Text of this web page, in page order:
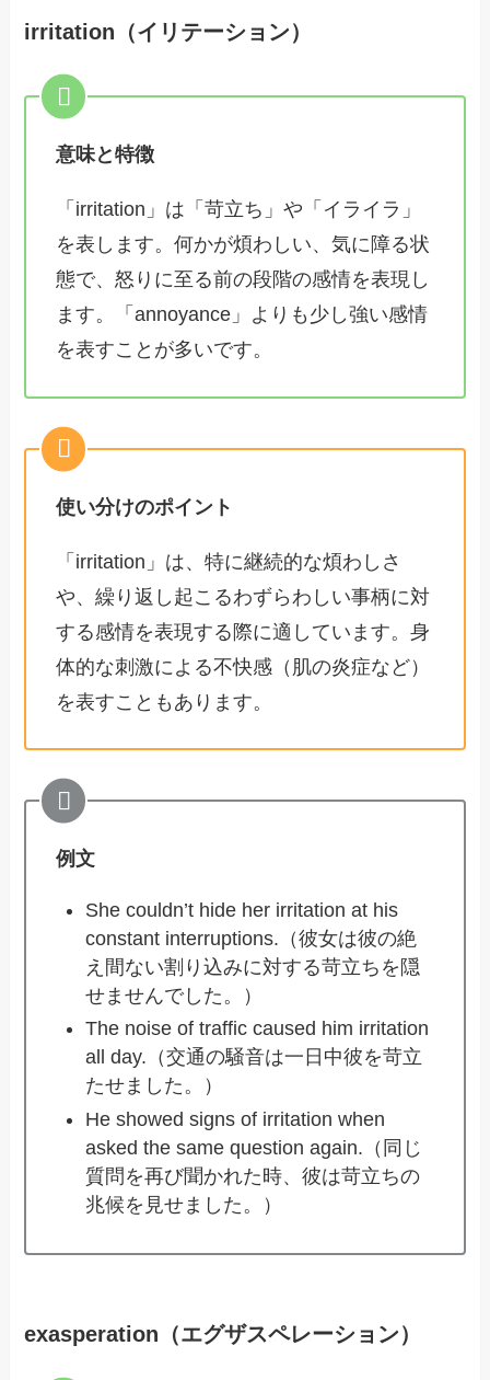
irritation（イリテーション）
意味と特徴
「irritation」は「苛立ち」や「イライラ」
を表します。何かが煩わしい、気に障る状
態で、怒りに至る前の段階の感情を表現し
ます。「annoyance」よりも少し強い感情
を表すことが多いです。
使い分けのポイント
「irritation」は、特に継続的な煩わしさ
や、繰り返し起こるわずらわしい事柄に対
する感情を表現する際に適しています。身
体的な刺激による不快感（肌の炎症など）
を表すこともあります。
例文
She couldn’t hide her irritation at his
constant interruptions.（彼女は彼の絶
え間ない割り込みに対する苛立ちを隠
せませんでした。）
The noise of traffic caused him irritation
all day.（交通の騒音は一日中彼を苛立
たせました。）
He showed signs of irritation when
asked the same question again.（同じ
質問を再び聞かれた時、彼は苛立ちの
兆候を見せました。）
exasperation（エグザスペレーション）